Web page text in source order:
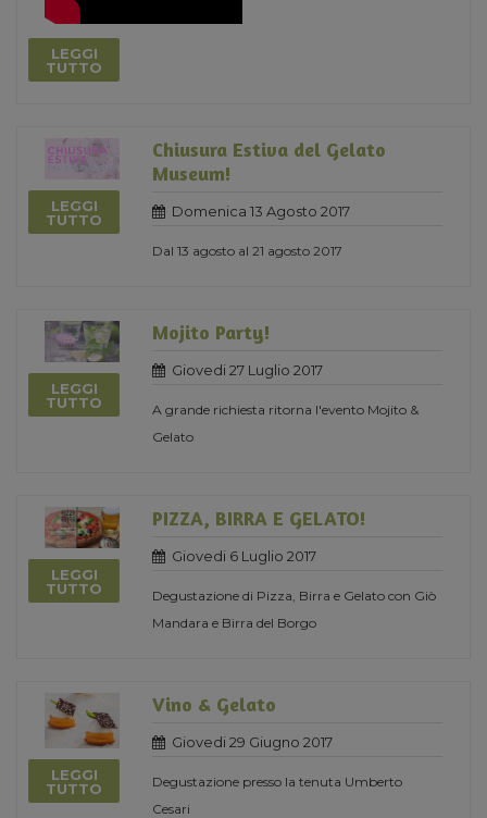
LEGGI
TUTTO
LEGGI
TUTTO
Chiusura Estiva del Gelato
Museum!
Domenica 13 Agosto 2017
Dal 13 agosto al 21 agosto 2017
LEGGI
TUTTO
Mojito Party!
Giovedi 27 Luglio 2017
A grande richiesta ritorna l'evento Mojito &
Gelato
LEGGI
TUTTO
PIZZA, BIRRA E GELATO!
Giovedi 6 Luglio 2017
Degustazione di Pizza, Birra e Gelato con Giò
Mandara e Birra del Borgo
LEGGI
TUTTO
Vino & Gelato
Giovedi 29 Giugno 2017
Degustazione presso la tenuta Umberto
Cesari